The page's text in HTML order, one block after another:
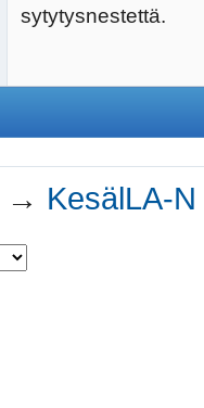
sytytysnestettä.
→ KesälLA-